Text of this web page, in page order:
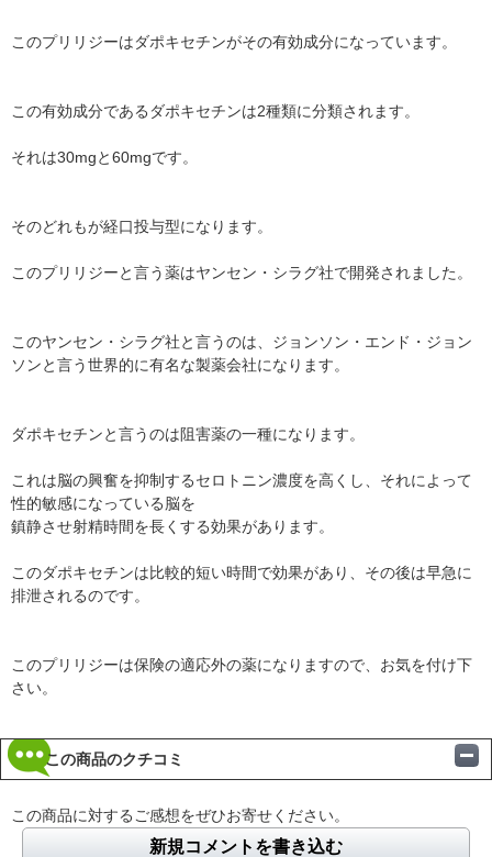
このプリリジーはダポキセチンがその有効成分になっています。
この有効成分であるダポキセチンは2種類に分類されます。
それは30mgと60mgです。
そのどれもが経口投与型になります。
このプリリジーと言う薬はヤンセン・シラグ社で開発されました。
このヤンセン・シラグ社と言うのは、ジョンソン・エンド・ジョン
ソンと言う世界的に有名な製薬会社になります。
ダポキセチンと言うのは阻害薬の一種になります。
これは脳の興奮を抑制するセロトニン濃度を高くし、それによって
性的敏感になっている脳を
鎮静させ射精時間を長くする効果があります。
このダポキセチンは比較的短い時間で効果があり、その後は早急に
排泄されるのです。
このプリリジーは保険の適応外の薬になりますので、お気を付け下
さい。
この商品のクチコミ
この商品に対するご感想をぜひお寄せください。
新規コメントを書き込む